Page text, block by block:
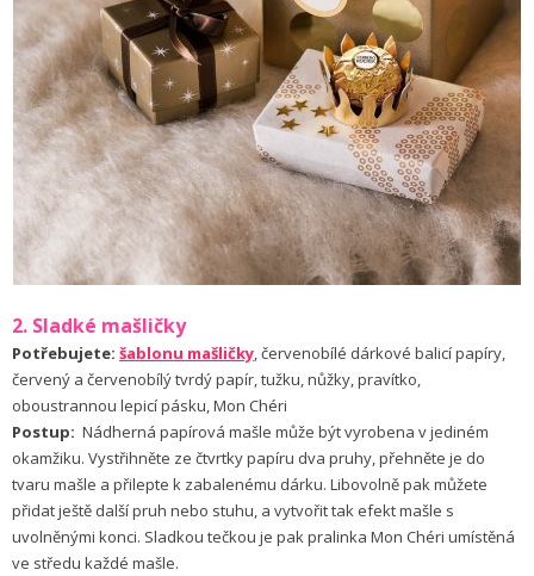
2. Sladké mašličky
Potřebujete: šablonu mašličky, červenobílé dárkové balicí papíry,
červený a červenobílý tvrdý papír, tužku, nůžky, pravítko,
oboustrannou lepicí pásku, Mon Chéri
Postup: Nádherná papírová mašle může být vyrobena v jediném
okamžiku. Vystřihněte ze čtvrtky papíru dva pruhy, přehněte je do
tvaru mašle a přilepte k zabalenému dárku. Libovolně pak můžete
přidat ještě další pruh nebo stuhu, a vytvořit tak efekt mašle s
uvolněnými konci. Sladkou tečkou je pak pralinka Mon Chéri umístěná
ve středu každé mašle.